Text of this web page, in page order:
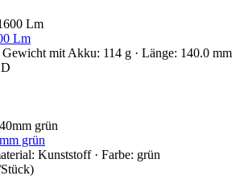
Lm
mit Akku: 114 g · Länge: 140.0 mm
grün
Kunststoff · Farbe: grün